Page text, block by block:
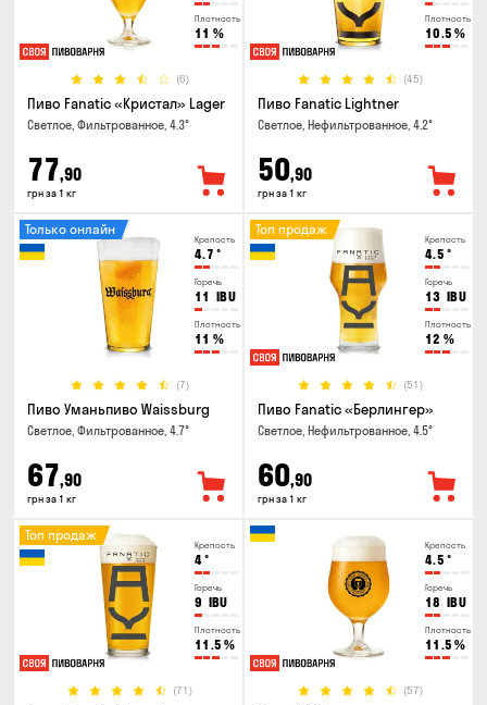
Плотность
11 %
(6)
Пиво Fanatic «Кристал» Lager
Светлое, Фильтрованное, 4.3°
77,90
грн за 1 кг
Плотность
10.5 %
(45)
Пиво Fanatic Lightner
Светлое, Нефильтрованное, 4.2°
50,90
грн за 1 кг
Крепость
4.7 °
Горечь
11 IBU
Плотность
11 %
(7)
Только онлайн
Пиво Уманьпиво Waissburg
Светлое, Фильтрованное, 4.7°
67,90
грн за 1 кг
Крепость
4.5 °
Горечь
13 IBU
Плотность
12 %
(51)
Топ продаж
Пиво Fanatic «Берлингер»
Светлое, Нефильтрованное, 4.5°
60,90
грн за 1 кг
Крепость
4°
Горечь
9 IBU
Плотность
11.5 %
(71)
Топ продаж
Крепость
4.5 °
Горечь
18 IBU
Плотность
11.5 %
(57)